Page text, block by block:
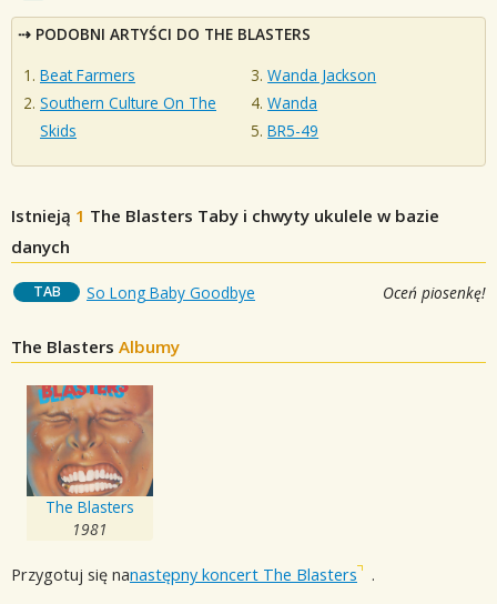
PODOBNI ARTYŚCI DO THE BLASTERS
Beat Farmers
Southern Culture On The
Skids
Wanda Jackson
Wanda
BR5-49
Istnieją 1 The Blasters Taby i chwyty ukulele w bazie
danych
TAB So Long Baby Goodbye Oceń piosenkę!
The Blasters Albumy
The Blasters
1981
Przygotuj się nanastępny koncert The Blasters .